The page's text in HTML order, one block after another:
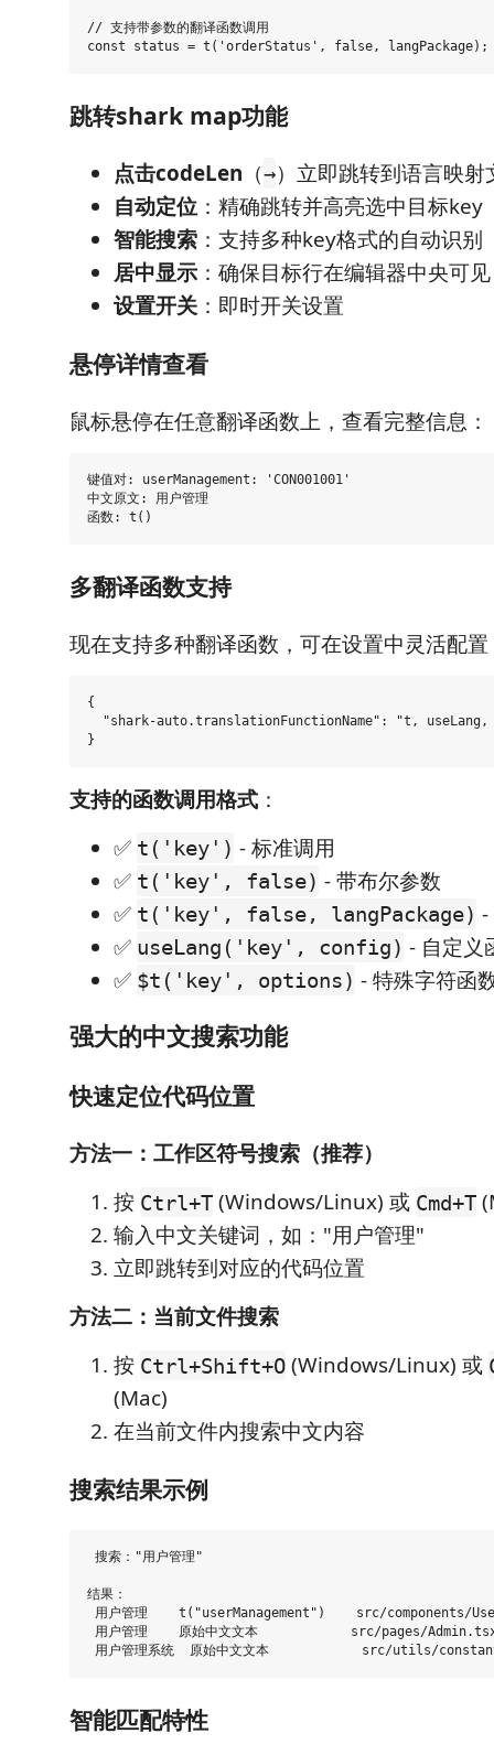
// 支持带参数的翻译函数调用
跳转shark map功能
点击codeLen （→）立即跳转到语言映
自动定位：精确跳转并高亮选中目标key
智能搜索 ：支持多种key格式的自动识别
居中显示 ：确保目标行在编辑器中央可见
设置开关 ：即时开关设置
悬停详情查看
鼠标悬停在任意翻译函数上，查看完整信息：
键值对: userManagement: 'CON001001'
中文原文: 用户管理
多翻译函数支持
现在支持多种翻译函数，可在设置中灵活配
{
"shark-auto.translationFunctionName": "t, useLang,
支持的函数调用格式 ：
✅ t('key') - 标准调用
✅ t('key', false) - 带布尔参数
✅ t('key', false, langPackage) -
✅ useLang('key', config) - 自定义
✅ $t('key', options) - 特殊字符函
强大的中文搜索功能
快速定位代码位置
方法一：工作区符号搜索（推荐）
按 Ctrl+T (Windows/Linux) 或 Cmd+T
输入中文关键词，如："用户管理"
立即跳转到对应的代码位置
方法二：当前文件搜索
按 Ctrl+Shift+O (Windows/Linux) 或
(Mac)
在当前文件内搜索中文内容
搜索结果示例
搜索："用户管理"
结果：
用户管理    t("userManagement")    src/components/
用户管理    原始中文文本            src/pages/
智能匹配特性